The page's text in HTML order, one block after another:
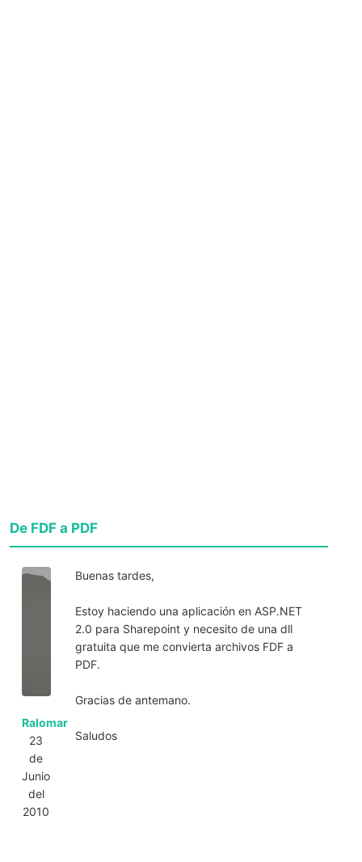
De FDF a PDF
Ralomar
23
de
Junio
del
2010
Buenas tardes,
Estoy haciendo una aplicación en ASP.NET
2.0 para Sharepoint y necesito de una dll
gratuita que me convierta archivos FDF a
PDF.
Gracias de antemano.
Saludos